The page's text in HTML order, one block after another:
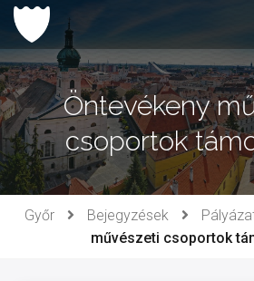
Ugrás
tartalomhoz
Öntevékeny
csoportok
Győr Bejegyzések
művészeti csoportok